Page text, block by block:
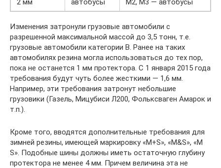
Изменения затронули грузовые автомобили с
разрешенной максимальной массой до 3,5 тонн, т.е.
грузовые автомобили категории B. Ранее на таких
автомобилях резина могла использоваться до тех пор,
пока не останется 1 мм протектора. С 1 января 2015 года
требования будут чуть более жесткими — 1,6 мм.
Например, эти требования затронут небольшие
грузовики (Газель, Мицубиси Л200, Фольксваген Амарок и
т.п.).
Кроме того, вводятся дополнительные требования для
зимней резины, имеющей маркировку «М+S», «М&S», «М
S». Подобные шины должны иметь остаточную глубину
протектора не менее 4 мм. Причем величина эта не